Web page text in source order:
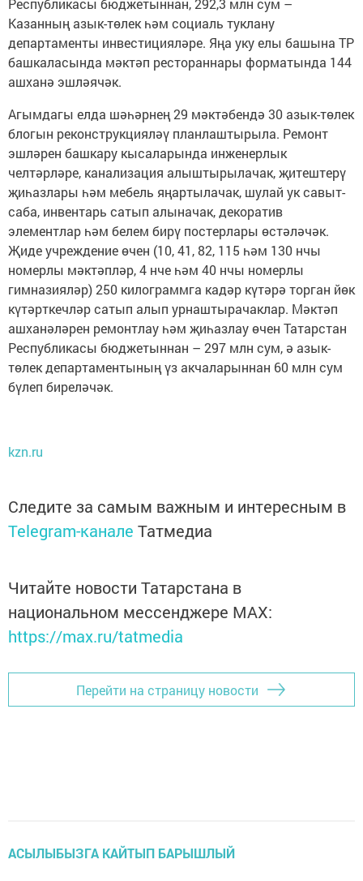
Республикасы бюджетыннан, 292,3 млн сум –
Казанның азык-төлек һәм социаль туклану
департаменты инвестицияләре. Яңа уку елы башына ТР
башкаласында мәктәп рестораннары форматында 144
ашханә эшләячәк.
Агымдагы елда шәһәрнең 29 мәктәбендә 30 азык-төлек
блогын реконструкцияләү планлаштырыла. Ремонт
эшләрен башкару кысаларында инженерлык
челтәрләре, канализация алыштырылачак, җитештерү
җиһазлары һәм мебель яңартылачак, шулай ук савыт-
саба, инвентарь сатып алыначак, декоратив
элементлар һәм белем бирү постерлары өстәләчәк.
Җиде учреждение өчен (10, 41, 82, 115 һәм 130 нчы
номерлы мәктәпләр, 4 нче һәм 40 нчы номерлы
гимназияләр) 250 килограммга кадәр күтәрә торган йөк
күтәрткечләр сатып алып урнаштырачаклар. Мәктәп
ашханәләрен ремонтлау һәм җиһазлау өчен Татарстан
Республикасы бюджетыннан – 297 млн сум, ә азык-
төлек департаментының үз акчаларыннан 60 млн сум
бүлеп биреләчәк.
kzn.ru
Следите за самым важным и интересным в
Telegram-канале Татмедиа
Читайте новости Татарстана в
национальном мессенджере MАХ:
https://max.ru/tatmedia
Перейти на страницу новости
АСЫЛЫБЫЗГА КАЙТЫП БАРЫШЛЫЙ